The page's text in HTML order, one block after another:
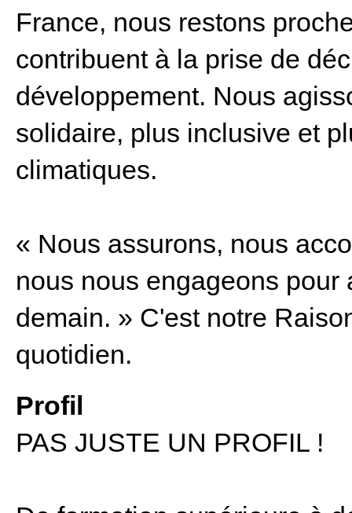
France, nous restons
contribuent à la prise de
développement. Nous
solidaire, plus inclusive et
climatiques.
« Nous assurons, nous
nous nous engageons
demain. » C'est notre
quotidien.
Profil
PAS JUSTE UN PROFIL !